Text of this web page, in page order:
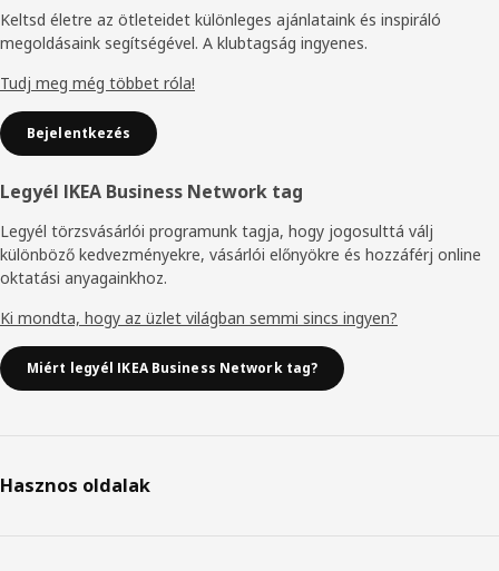
Keltsd életre az ötleteidet különleges ajánlataink és inspiráló
megoldásaink segítségével. A klubtagság ingyenes.
Tudj meg még többet róla!
Bejelentkezés
Legyél IKEA Business Network tag
Legyél törzsvásárlói programunk tagja, hogy jogosulttá válj
különböző kedvezményekre, vásárlói előnyökre és hozzáférj online
oktatási anyagainkhoz.
Ki mondta, hogy az üzlet világban semmi sincs ingyen?
Miért legyél IKEA Business Network tag?
Hasznos oldalak